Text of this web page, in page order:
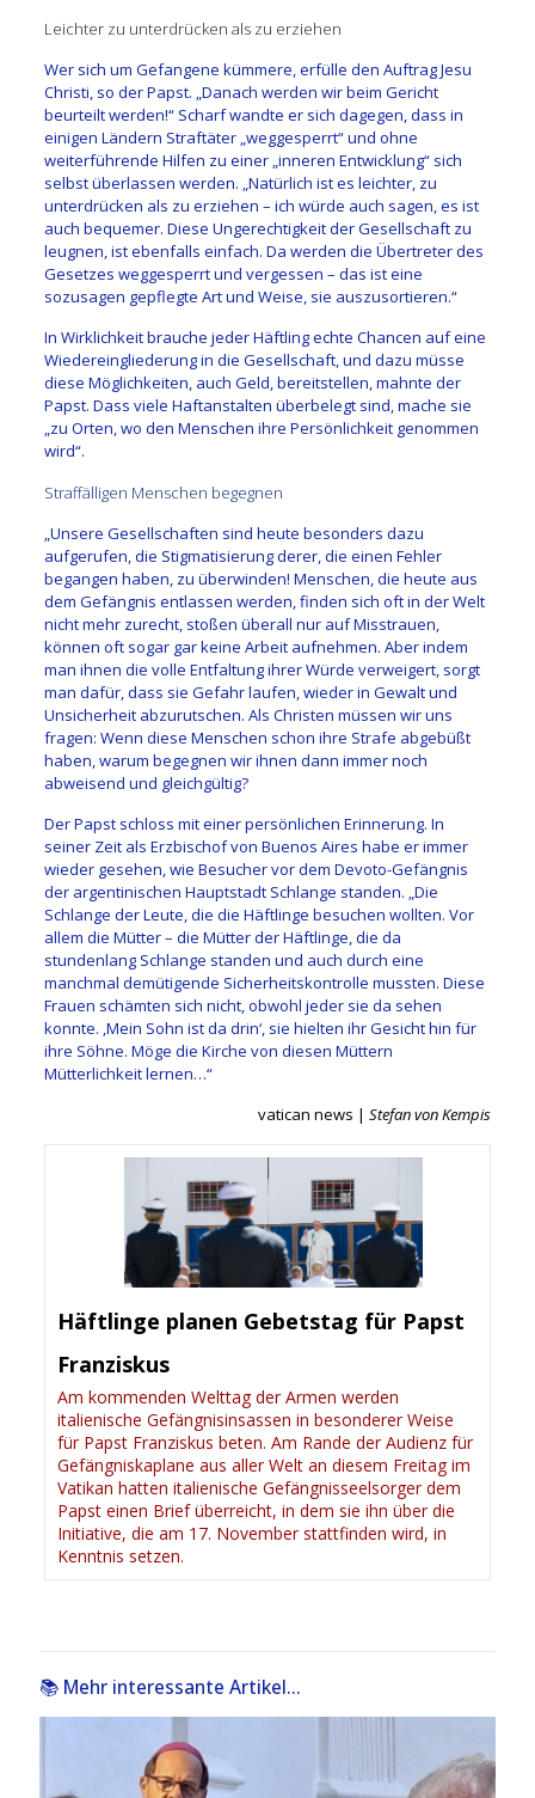
Leichter zu unterdrücken als zu erziehen
Wer sich um Gefangene kümmere, erfülle den Auftrag Jesu
Christi, so der Papst. „Danach werden wir beim Gericht
beurteilt werden!“ Scharf wandte er sich dagegen, dass in
einigen Ländern Straftäter „weggesperrt“ und ohne
weiterführende Hilfen zu einer „inneren Entwicklung“ sich
selbst überlassen werden. „Natürlich ist es leichter, zu
unterdrücken als zu erziehen – ich würde auch sagen, es ist
auch bequemer. Diese Ungerechtigkeit der Gesellschaft zu
leugnen, ist ebenfalls einfach. Da werden die Übertreter des
Gesetzes weggesperrt und vergessen – das ist eine
sozusagen gepflegte Art und Weise, sie auszusortieren.“
In Wirklichkeit brauche jeder Häftling echte Chancen auf eine
Wiedereingliederung in die Gesellschaft, und dazu müsse
diese Möglichkeiten, auch Geld, bereitstellen, mahnte der
Papst. Dass viele Haftanstalten überbelegt sind, mache sie
„zu Orten, wo den Menschen ihre Persönlichkeit genommen
wird“.
Straffälligen Menschen begegnen
„Unsere Gesellschaften sind heute besonders dazu
aufgerufen, die Stigmatisierung derer, die einen Fehler
begangen haben, zu überwinden! Menschen, die heute aus
dem Gefängnis entlassen werden, finden sich oft in der Welt
nicht mehr zurecht, stoßen überall nur auf Misstrauen,
können oft sogar gar keine Arbeit aufnehmen. Aber indem
man ihnen die volle Entfaltung ihrer Würde verweigert, sorgt
man dafür, dass sie Gefahr laufen, wieder in Gewalt und
Unsicherheit abzurutschen. Als Christen müssen wir uns
fragen: Wenn diese Menschen schon ihre Strafe abgebüßt
haben, warum begegnen wir ihnen dann immer noch
abweisend und gleichgültig?
Der Papst schloss mit einer persönlichen Erinnerung. In
seiner Zeit als Erzbischof von Buenos Aires habe er immer
wieder gesehen, wie Besucher vor dem Devoto-Gefängnis
der argentinischen Hauptstadt Schlange standen. „Die
Schlange der Leute, die die Häftlinge besuchen wollten. Vor
allem die Mütter – die Mütter der Häftlinge, die da
stundenlang Schlange standen und auch durch eine
manchmal demütigende Sicherheitskontrolle mussten. Diese
Frauen schämten sich nicht, obwohl jeder sie da sehen
konnte. ‚Mein Sohn ist da drin‘, sie hielten ihr Gesicht hin für
ihre Söhne. Möge die Kirche von diesen Müttern
Mütterlichkeit lernen…“
vatican news |Stefan von Kempis
Häftlinge planen Gebetstag für Papst
Franziskus
Am kommenden Welttag der Armen werden
italienische Gefängnisinsassen in besonderer Weise
für Papst Franziskus beten. Am Rande der Audienz für
Gefängniskaplane aus aller Welt an diesem Freitag im
Vatikan hatten italienische Gefängnisseelsorger dem
Papst einen Brief überreicht, in dem sie ihn über die
Initiative, die am 17. November stattfinden wird, in
Kenntnis setzen.
📚 Mehr interessante Artikel...